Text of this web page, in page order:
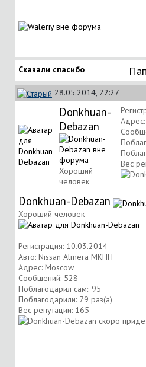
Сказали спасибо
28.05.2014, 22:27
Donkhuan-
Debazan
Хороший
человек
Вес
Donkhuan-Debazan
Хороший человек
Регистрация: 10.03.2014
Авто: Nissan Almera МКПП
Адрес: Moscow
Сообщений: 528
Поблагодарил сам:: 95
Поблагодарили: 79 раз(а)
Вес репутации: 165